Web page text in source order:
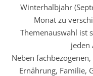
Winterhalbjahr
Monat zu
Themenauswahl ist
jeden
Neben
Ernährung, Familie,